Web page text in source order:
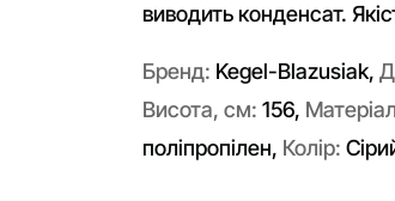
виводить конденсат.
Бренд: Kegel-Blazusiak,
Висота, см: 156,
поліпропілен, Колір: